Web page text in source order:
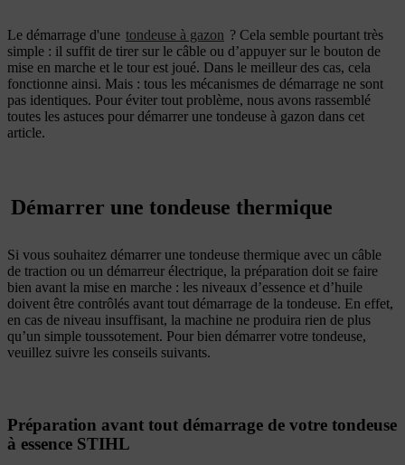
Le démarrage d'une tondeuse à gazon ? Cela semble pourtant très
simple : il suffit de tirer sur le câble ou d’appuyer sur le bouton de
mise en marche et le tour est joué. Dans le meilleur des cas, cela
fonctionne ainsi. Mais : tous les mécanismes de démarrage ne sont
pas identiques. Pour éviter tout problème, nous avons rassemblé
toutes les astuces pour démarrer une tondeuse à gazon dans cet
article.
Démarrer une tondeuse thermique
Si vous souhaitez démarrer une tondeuse thermique avec un câble
de traction ou un démarreur électrique, la préparation doit se faire
bien avant la mise en marche : les niveaux d’essence et d’huile
doivent être contrôlés avant tout démarrage de la tondeuse. En effet,
en cas de niveau insuffisant, la machine ne produira rien de plus
qu’un simple toussotement. Pour bien démarrer votre tondeuse,
veuillez suivre les conseils suivants.
Préparation avant tout démarrage de votre tondeuse
à essence STIHL